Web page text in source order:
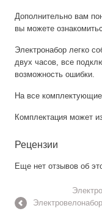
Дополнительно вам
вы можете
Электронабор легко
двух часов, все
возможность ошибки.
На все комплектующие
Комплектация может
Рецензии
Еще нет отзывов об